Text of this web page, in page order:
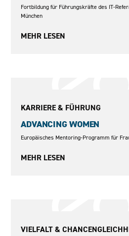
Fortbildung für Führungskräfte des IT-
München
MEHR LESEN
KARRIERE & FÜHRUNG
ADVANCING WOMEN
Europäisches Mentoring-Programm für
MEHR LESEN
VIELFALT &